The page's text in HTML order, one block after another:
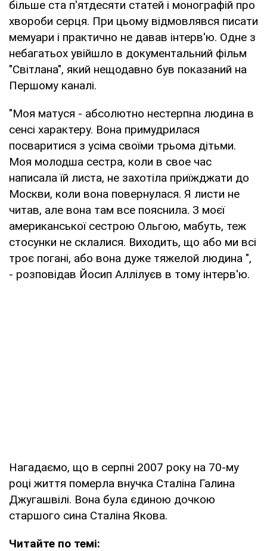
більше ста п'ятдесяти статей і монографій про
хвороби серця. При цьому відмовлявся писати
мемуари і практично не давав інтерв'ю. Одне з
небагатьох увійшло в документальний фільм
"Світлана", який нещодавно був показаний на
Першому каналі.
"Моя матуся - абсолютно нестерпна людина в
сенсі характеру. Вона примудрилася
посваритися з усіма своїми трьома дітьми.
Моя молодша сестра, коли в своe час
написала їй листа, не захотіла приїжджати до
Москви, коли вона повернулася. Я листи не
читав, але вона там всe пояснила. З моєї
американської сестрою Ольгою, мабуть, теж
стосунки не склалися. Виходить, що або ми всі
троє погані, або вона дуже тяжeлой людина ",
- розповідав Йосип Аллілуєв в тому інтерв'ю.
Нагадаємо, що в серпні 2007 року на 70-му
році життя померла внучка Сталіна Галина
Джугашвілі. Вона була єдиною дочкою
старшого сина Сталіна Якова.
Читайте по темі: